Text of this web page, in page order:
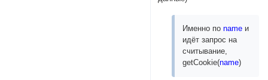
Именно поname и
идёт запрос на
считывание,
getCookie(name)